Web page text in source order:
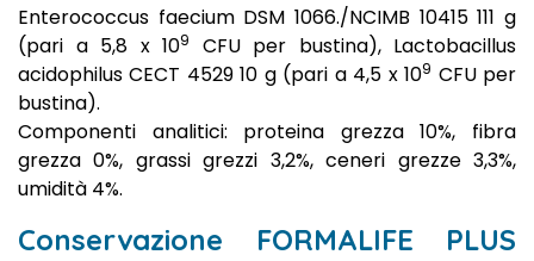
Enterococcus faecium DSM 1066./NCIMB 10415 111 g
(pari a 5,8 x 109
CFU per bustina), Lactobacillus
acidophilus CECT 4529 10 g (pari a 4,5 x 109 CFU per
bustina).
Componenti analitici: proteina grezza 10%, fibra
grezza 0%, grassi grezzi 3,2%, ceneri grezze 3,3%,
umidità 4%.
Conservazione FORMALIFE PLUS